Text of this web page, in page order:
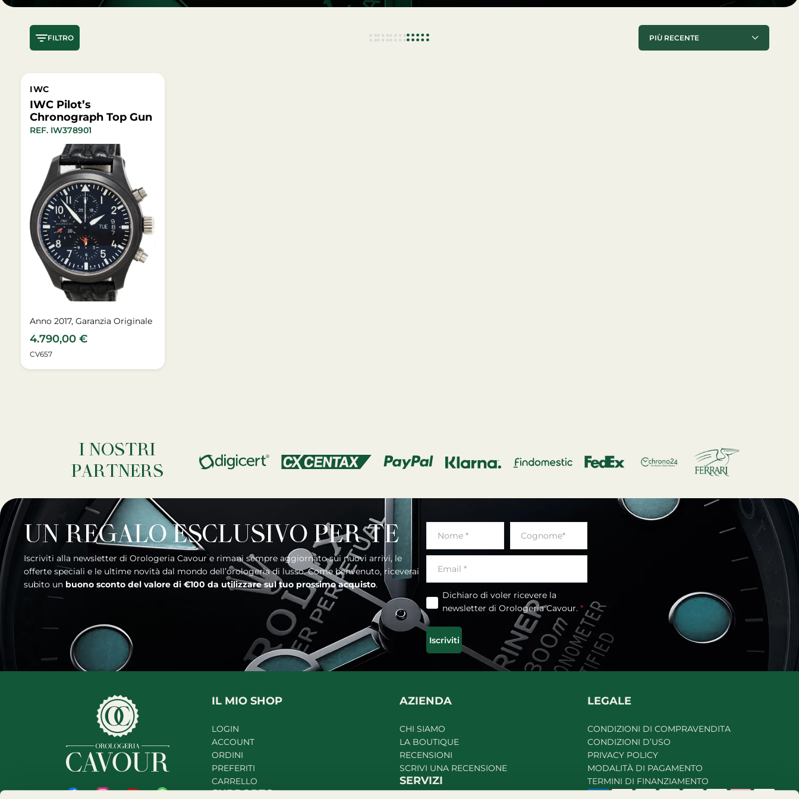
FILTRO PIÙ RECENTE
IWC
IWC Pilot’s
Chronograph Top Gun
REF. IW378901
Anno 2017, Garanzia Originale
4.790,00 €
CV657
I NOSTRI
PARTNERS
UN REGALO ESCLUSIVO PER TE
Iscriviti alla newsletter di Orologeria Cavour e rimani sempre aggiornato sui nuovi arrivi, le
offerte speciali e le ultime novità dal mondo dell’orologeria di lusso. Come benvenuto, riceverai
subito un buono sconto del valore di €100 da utilizzare sul tuo prossimo acquisto.
Dichiaro di voler ricevere la
newsletter di Orologeria Cavour.*
Iscriviti
IL MIO SHOP
LOGIN
ACCOUNT
ORDINI
PREFERITI
CARRELLO
SUPPORTO
AZIENDA
CHI SIAMO
LA BOUTIQUE
RECENSIONI
SCRIVI UNA RECENSIONE
SERVIZI
LEGALE
CONDIZIONI DI COMPRAVENDITA
CONDIZIONI D’USO
PRIVACY POLICY
MODALITÀ DI PAGAMENTO
TERMINI DI FINANZIAMENTO